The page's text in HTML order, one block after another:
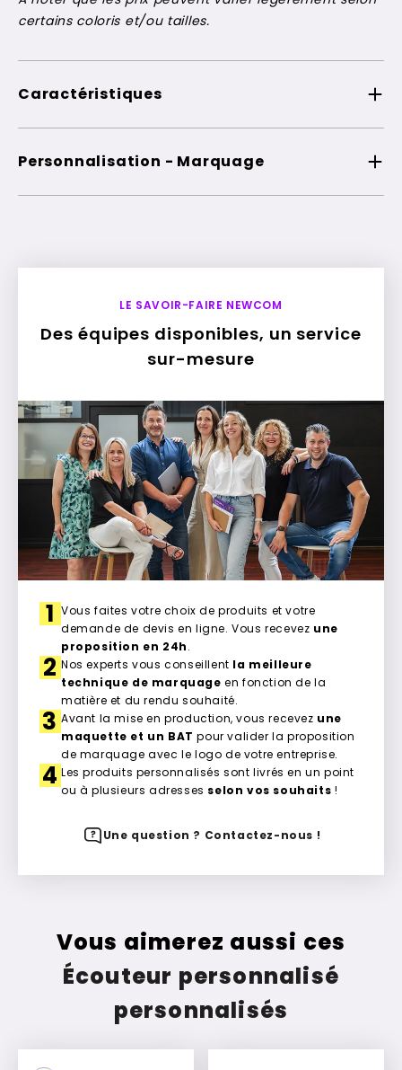
certains coloris et/ou tailles.
Caractéristiques
Personnalisation - Marquage
LE SAVOIR-FAIRE NEWCOM
Des équipes disponibles, un service
sur-mesure
1 Vous faites votre choix de produits et votre
demande de devis en ligne. Vous recevez une
proposition en 24h.
2 Nos experts vous conseillent la meilleure
technique de marquage en fonction de la
matière et du rendu souhaité.
3 Avant la mise en production, vous recevez une
maquette et un BAT pour valider la proposition
de marquage avec le logo de votre entreprise.
4 Les produits personnalisés sont livrés en un point
ou à plusieurs adresses selon vos souhaits !
Une question ? Contactez-nous !
Vous aimerez aussi ces
Écouteur personnalisé
personnalisés